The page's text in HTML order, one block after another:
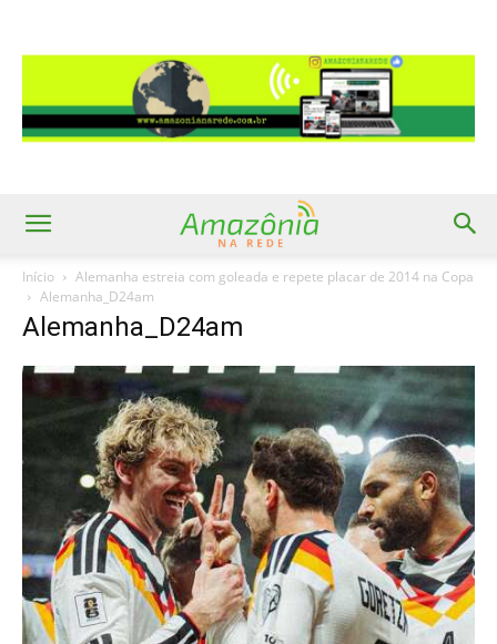
Início
Alemanha estreia com goleada e repete placar de 2014 na Copa
Alemanha_D24am
Alemanha_D24am